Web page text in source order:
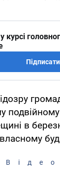
курсі
в